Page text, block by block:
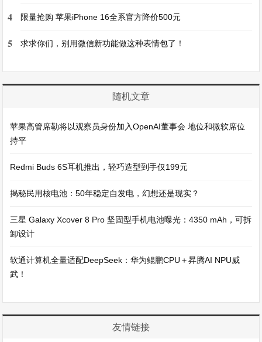
4 限量抢购 苹果iPhone 16全系官方降价500元
5 求求你们，别用微信新功能做这种表情包了！
随机文章
苹果高管席勒将以观察员身份加入OpenAI董事会 地位和微软席位
持平
Redmi Buds 6S耳机推出，轻巧造型到手仅199元
揭秘民用核电池：50年稳定自发电，幻想还是现实？
三星 Galaxy Xcover 8 Pro 坚固型手机电池曝光：4350 mAh，可拆
卸设计
软通计算机全量适配DeepSeek：华为鲲鹏CPU＋昇腾AI NPU威
武！
友情链接